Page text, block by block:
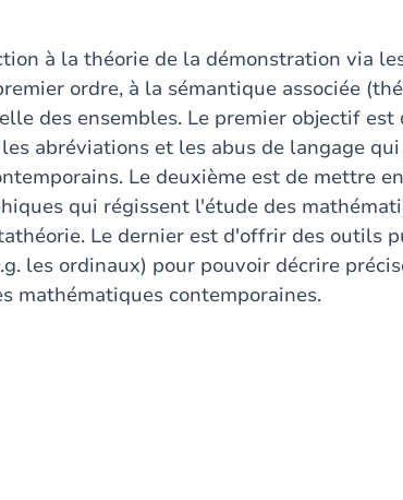
à la théorie de la démonstration via
ordre, à la sémantique associée
des ensembles. Le premier objectif
abréviations et les abus de langage
Le deuxième est de mettre
qui régissent l'étude des
Le dernier est d'offrir des outils
les ordinaux) pour pouvoir décrire
mathématiques contemporaines.